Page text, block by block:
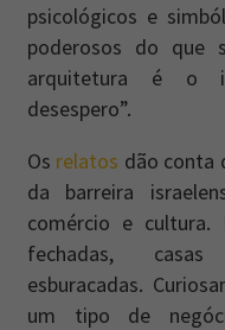
psicológicos e
poderosos do que
arquitetura é o
desespero”.
Os relatos dão conta
da barreira
comércio e cultura.
fechadas, casas
esburacadas.
um tipo de